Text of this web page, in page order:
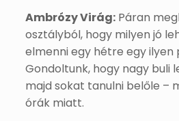
Ambrózy Virág:Páran
osztályból, hogy milyen jó
elmenni egy hétre egy ilyen
Gondoltunk, hogy nagy buli
majd sokat tanulni belőle –
órák miatt.